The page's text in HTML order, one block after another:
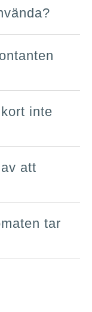
inte
att
tar